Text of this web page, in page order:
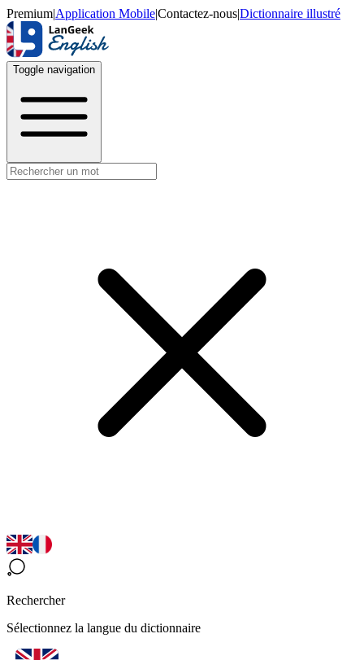
Premium|Application Mobile|Contactez-nous|Dictionnaire illustré
Toggle navigation
Rechercher
Sélectionnez la langue du dictionnaire